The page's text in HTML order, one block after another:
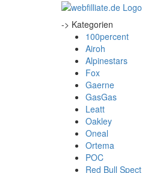
-> Kategorien
100percent
Airoh
Alpinestars
Fox
Gaerne
GasGas
Leatt
Oakley
Oneal
Ortema
POC
Red Bull Spect